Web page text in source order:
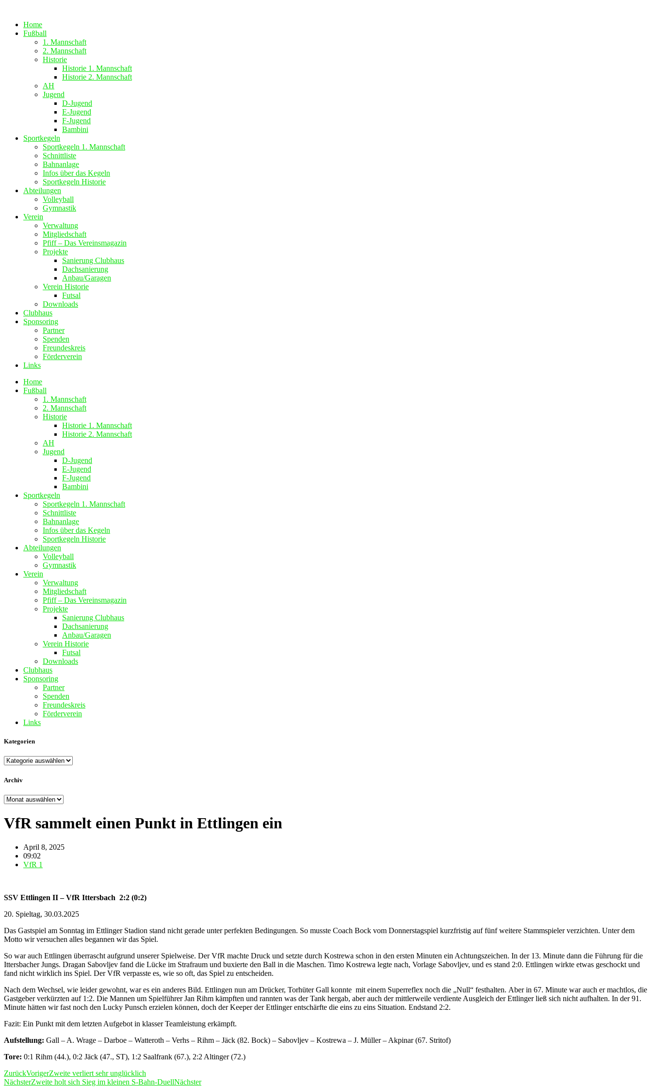
springenHome
Fußball
1. Mannschaft
2. Mannschaft
Historie
Historie 1. Mannschaft
Historie 2. Mannschaft
AH
Jugend
D-Jugend
E-Jugend
F-Jugend
Bambini
Sportkegeln
Sportkegeln 1. Mannschaft
Schnittliste
Bahnanlage
Infos über das Kegeln
Sportkegeln Historie
Abteilungen
Volleyball
Gymnastik
Verein
Verwaltung
Mitgliedschaft
Pfiff – Das Vereinsmagazin
Projekte
Sanierung Clubhaus
Dachsanierung
Anbau/Garagen
Verein Historie
Futsal
Downloads
Clubhaus
Sponsoring
Partner
Spenden
Freundeskreis
Förderverein
Links
Home
Fußball
1. Mannschaft
2. Mannschaft
Historie
Historie 1. Mannschaft
Historie 2. Mannschaft
AH
Jugend
D-Jugend
E-Jugend
F-Jugend
Bambini
Sportkegeln
Sportkegeln 1. Mannschaft
Schnittliste
Bahnanlage
Infos über das Kegeln
Sportkegeln Historie
Abteilungen
Volleyball
Gymnastik
Verein
Verwaltung
Mitgliedschaft
Pfiff – Das Vereinsmagazin
Projekte
Sanierung Clubhaus
Dachsanierung
Anbau/Garagen
Verein Historie
Futsal
Downloads
Clubhaus
Sponsoring
Partner
Spenden
Freundeskreis
Förderverein
Links
Kategorien
Kategorien
Archiv
Archiv
VfR sammelt einen Punkt in Ettlingen ein
April 8, 2025
09:02
VfR 1
SSV Ettlingen II – VfR Ittersbach 2:2 (0:2)
20. Spieltag, 30.03.2025
Das Gastspiel am Sonntag im Ettlinger Stadion stand nicht gerade unter perfekten Bedingungen. So musste Coach Bock vom Donnerstagspiel kurzfristig auf fünf weitere Stammspieler verzichten. Unter dem
Motto wir versuchen alles begannen wir das Spiel.
So war auch Ettlingen überrascht aufgrund unserer Spielweise. Der VfR machte Druck und setzte durch Kostrewa schon in den ersten Minuten ein Achtungszeichen. In der 13. Minute dann die Führung für die
Ittersbacher Jungs. Dragan Sabovljev fand die Lücke im Strafraum und buxierte den Ball in die Maschen. Timo Kostrewa legte nach, Vorlage Sabovljev, und es stand 2:0. Ettlingen wirkte etwas geschockt und
fand nicht wirklich ins Spiel. Der VfR verpasste es, wie so oft, das Spiel zu entscheiden.
Nach dem Wechsel, wie leider gewohnt, war es ein anderes Bild. Ettlingen nun am Drücker, Torhüter Gall konnte mit einem Superreflex noch die „Null“ festhalten. Aber in 67. Minute war auch er machtlos, die
Gastgeber verkürzten auf 1:2. Die Mannen um Spielführer Jan Rihm kämpften und rannten was der Tank hergab, aber auch der mittlerweile verdiente Ausgleich der Ettlinger ließ sich nicht aufhalten. In der 91.
Minute hätten wir fast noch den Lucky Punsch erzielen können, doch der Keeper der Ettlinger entschärfte die eins zu eins Situation. Endstand 2:2.
Fazit: Ein Punkt mit dem letzten Aufgebot in klasser Teamleistung erkämpft.
Aufstellung: Gall – A. Wrage – Darboe – Watteroth – Verhs – Rihm – Jäck (82. Bock) – Sabovljev – Kostrewa – J. Müller – Akpinar (67. Stritof)
Tore: 0:1 Rihm (44.), 0:2 Jäck (47., ST), 1:2 Saalfrank (67.), 2:2 Altinger (72.)
ZurückVorigerZweite verliert sehr unglücklich
NächsterZweite holt sich Sieg im kleinen S-Bahn-DuellNächster